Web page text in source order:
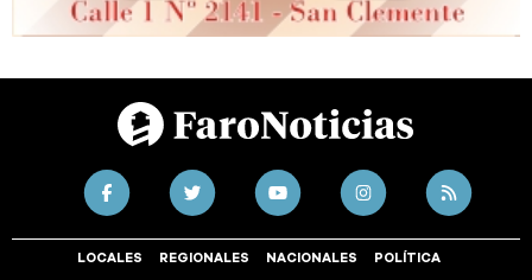
LOCALES REGIONALES NACIONALES POLÍTICA